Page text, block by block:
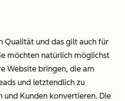
Qualität und das gilt auch für
möchten natürlich möglichst
Website bringen, die am
und letztendlich zu
und Kunden konvertieren. Die